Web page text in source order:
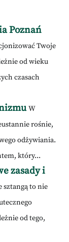
Poznań
Twoje
od wieku
czasach
W
rośnie,
odżywiania.
który...
zasady i
sztangą to nie
od tego,